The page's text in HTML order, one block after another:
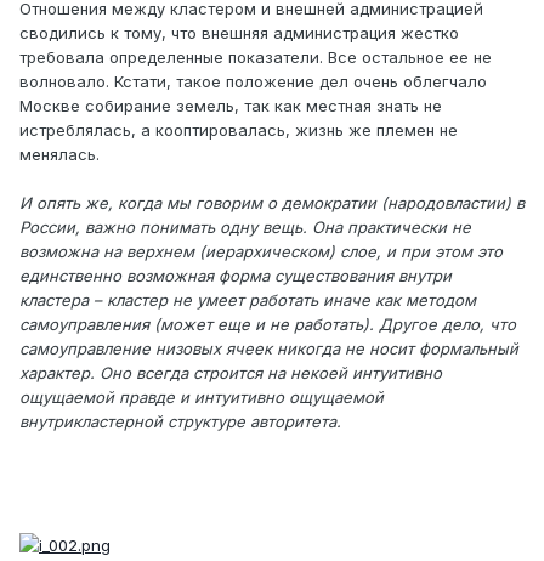
Отношения между кластером и внешней администрацией
сводились к тому, что внешняя администрация жестко
требовала определенные показатели. Все остальное ее не
волновало. Кстати, такое положение дел очень облегчало
Москве собирание земель, так как местная знать не
истреблялась, а кооптировалась, жизнь же племен не
менялась.
И опять же, когда мы говорим о демократии (народовластии) в
России, важно понимать одну вещь. Она практически не
возможна на верхнем (иерархическом) слое, и при этом это
единственно возможная форма существования внутри
кластера – кластер не умеет работать иначе как методом
самоуправления (может еще и не работать). Другое дело, что
самоуправление низовых ячеек никогда не носит формальный
характер. Оно всегда строится на некоей интуитивно
ощущаемой правде и интуитивно ощущаемой
внутрикластерной структуре авторитета.